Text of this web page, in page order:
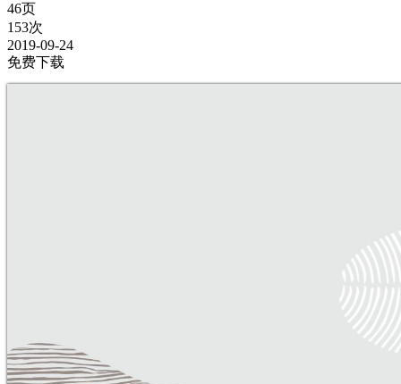
46页
153次
2019-09-24
免费下载